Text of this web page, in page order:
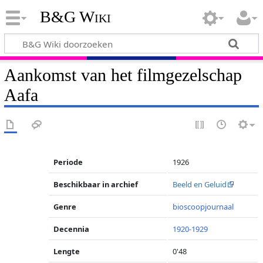
B&G Wiki
Aankomst van het filmgezelschap
Aafa
Periode 1926
Beschikbaar in archief Beeld en Geluid
Genre bioscoopjournaal
Decennia 1920-1929
Lengte 0'48